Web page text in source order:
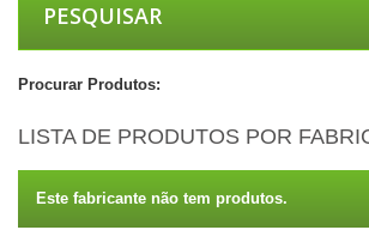
PESQUISAR
Procurar Produtos:
LISTA DE PRODUTOS POR
Este fabricante não tem produtos.